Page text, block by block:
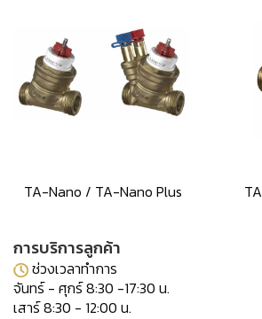
TA-Nano / TA-Nano Plus
การบริการลูกค้า
ช่วงเวลาทำการ
จันทร์ - ศุกร์ 8:30 -17:30 น.
เสาร์ 8:30 - 12:00 น.